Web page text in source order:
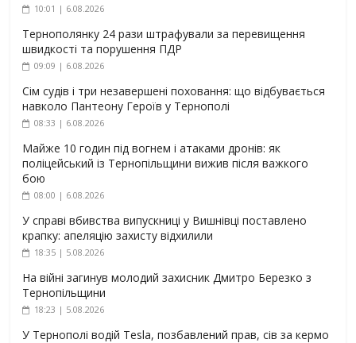
10:01 | 6.08.2026
Тернополянку 24 рази штрафували за перевищення
швидкості та порушення ПДР
09:09 | 6.08.2026
Сім судів і три незавершені поховання: що відбувається
навколо Пантеону Героїв у Тернополі
08:33 | 6.08.2026
Майже 10 годин під вогнем і атаками дронів: як
поліцейський із Тернопільщини вижив після важкого
бою
08:00 | 6.08.2026
У справі вбивства випускниці у Вишнівці поставлено
крапку: апеляцію захисту відхилили
18:35 | 5.08.2026
На війні загинув молодий захисник Дмитро Березко з
Тернопільщини
18:23 | 5.08.2026
У Тернополі водій Tesla, позбавлений прав, сів за кермо